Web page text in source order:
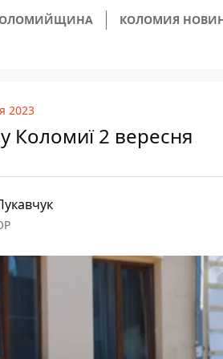
КОЛОМИЯ
2023
Коломиї 2 вересня